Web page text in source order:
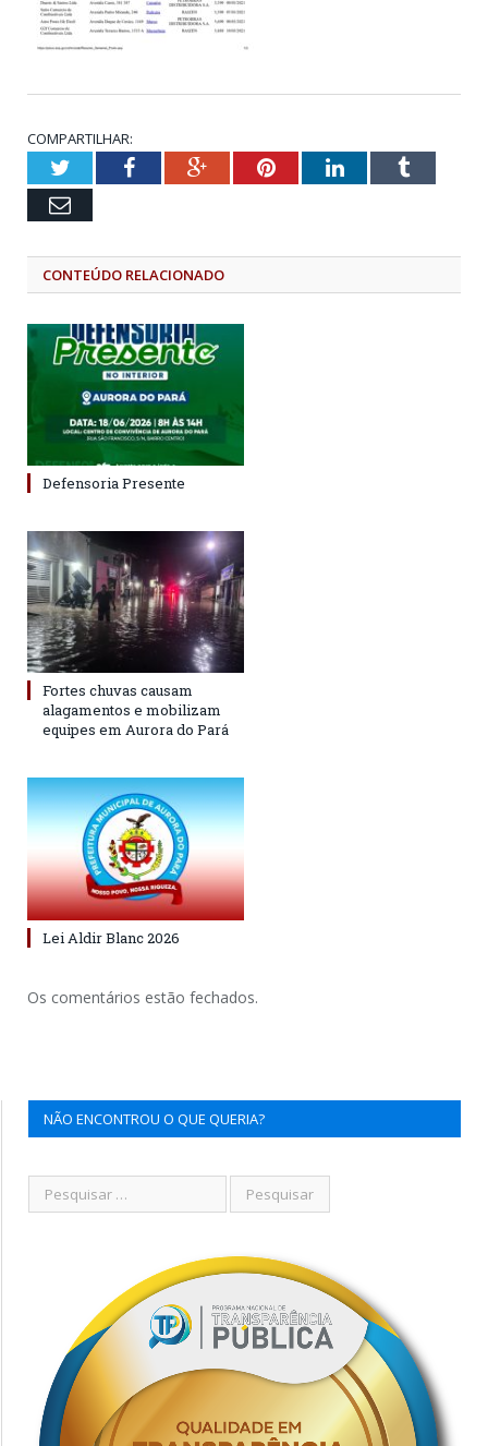
COMPARTILHAR:
TwitterFacebookGoogle+PinterestLinkedInTumblr
Email
CONTEÚDO RELACIONADO
Defensoria Presente
Fortes chuvas causam
alagamentos e mobilizam
equipes em Aurora do Pará
Lei Aldir Blanc 2026
Os comentários estão fechados.
NÃO ENCONTROU O QUE QUERIA?